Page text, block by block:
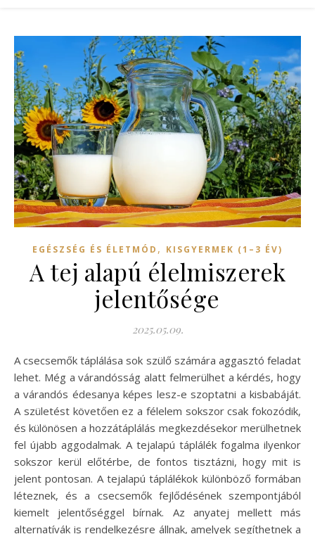
EGÉSZSÉG ÉS ÉLETMÓD , KISGYERMEK (1–3 ÉV)
A tej alapú élelmiszerek
jelentősége
2025.05.09.
A csecsemők táplálása sok szülő számára aggasztó feladat
lehet. Még a várandósság alatt felmerülhet a kérdés, hogy
a várandós édesanya képes lesz-e szoptatni a kisbabáját.
A születést követően ez a félelem sokszor csak fokozódik,
és különösen a hozzátáplálás megkezdésekor merülhetnek
fel újabb aggodalmak. A tejalapú táplálék fogalma ilyenkor
sokszor kerül előtérbe, de fontos tisztázni, hogy mit is
jelent pontosan. A tejalapú táplálékok különböző formában
léteznek, és a csecsemők fejlődésének szempontjából
kiemelt jelentőséggel bírnak. Az anyatej mellett más
alternatívák is rendelkezésre állnak, amelyek segíthetnek a